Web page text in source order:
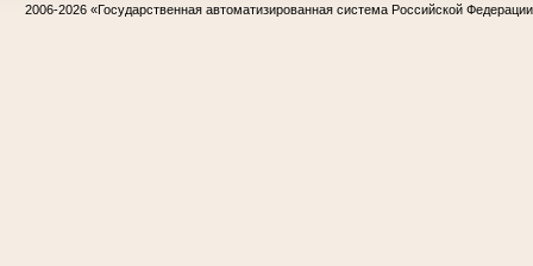
2006-2026 «Государственная автоматизированная система Российской